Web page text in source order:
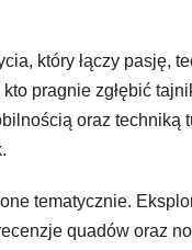
który łączy pasję,
pragnie zgłębić
oraz techniką
tematycznie.
quadów oraz